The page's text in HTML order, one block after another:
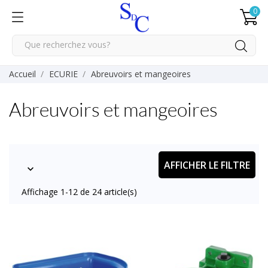
0
Accueil ECURIE Abreuvoirs et mangeoires
Abreuvoirs et mangeoires
 AFFICHER LE FILTRE
Affichage 1-12 de 24 article(s)